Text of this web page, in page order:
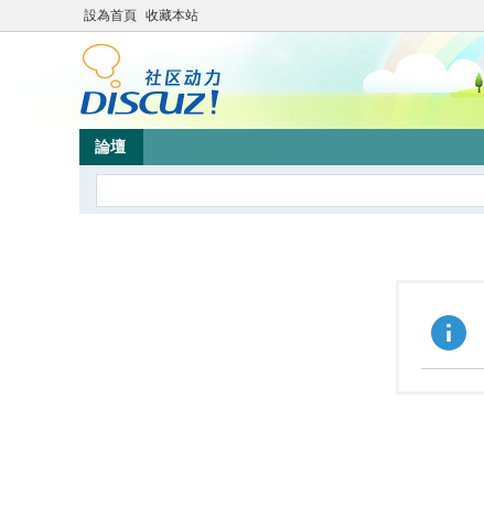
設為首頁 收藏本站
論壇